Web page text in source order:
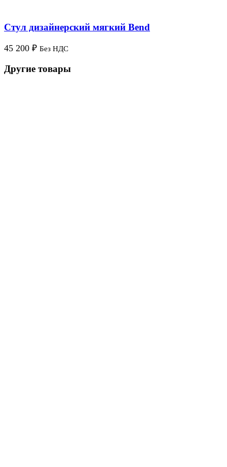
Стул дизайнерский мягкий Bend
45 200 ₽ Без НДС
Другие товары